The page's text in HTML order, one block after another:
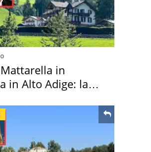
in
in Alto Adige: la